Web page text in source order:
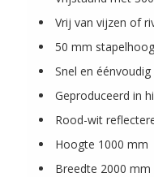
Vrij van vijzen of
50 mm
Snel en
Geproduceerd in
Rood-wit
Hoogte 1000 mm
Breedte 2000 mm